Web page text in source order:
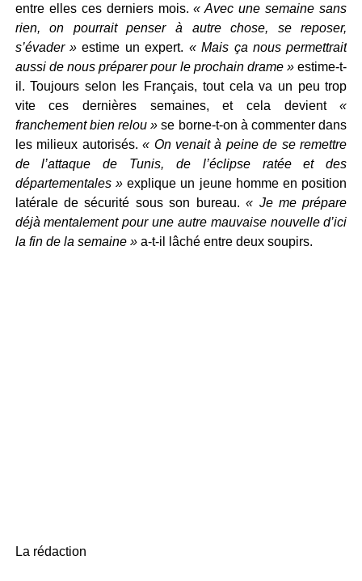
entre elles ces derniers mois.« Avec une semaine sans
rien, on pourrait penser à autre chose, se reposer,
s’évader » estime un expert. « Mais ça nous permettrait
aussi de nous préparer pour le prochain drame » estime-t-
il. Toujours selon les Français, tout cela va un peu trop
vite ces dernières semaines, et cela devient«
franchement bien relou » se borne-t-on à commenter dans
les milieux autorisés. « On venait à peine de se remettre
de l’attaque de Tunis, de l’éclipse ratée et des
départementales »explique un jeune homme en position
latérale de sécurité sous son bureau. « Je me prépare
déjà mentalement pour une autre mauvaise nouvelle d’ici
la fin de la semaine »a-t-il lâché entre deux soupirs.
La rédaction